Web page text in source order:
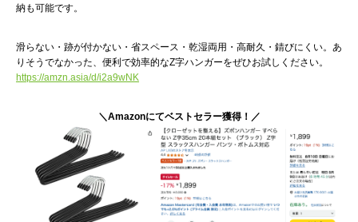
納も可能です。
滑らない・跡が付かない・省スペース・乾湿両用・高耐久・錆びにくい。あ
りそうでなかった、便利で効率的なZ字ハンガーをぜひお試しください。
https://amzn.asia/d/i2a9wNK
＼Amazonにてベストセラー獲得！／